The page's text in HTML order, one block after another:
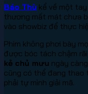
Báo Thù kể về một
thương mất mát chưa
vào showbiz để thực
Phim không phơi bày
được bóc tách chậm
kẻ chủ mưu ngày
cũng có thể đang thao
phải tự mình giải mã.